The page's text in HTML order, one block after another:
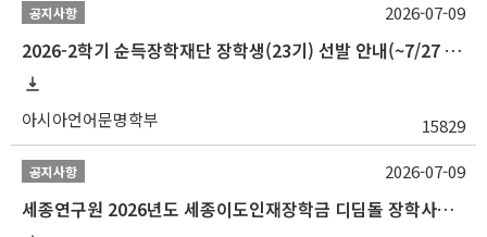
공지사항
2026-2학기 순득장학재단 장학생(23기) 선발 안내(~7/27 10:00)
아시아언어문명학부 15829
2026-07-09
공지사항
세종연구원 2026년도 세종이도인재장학금 디딤돌 장학사업 학자금대출 관련분야(원금상환, 이자지원) 신청 사업 안내
2026-07-09